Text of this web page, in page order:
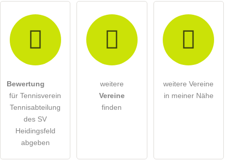
Bewertung
für Tennisverein
Tennisabteilung
des SV
Heidingsfeld
abgeben
weitere
Vereine
finden
weitere Vereine
in meiner Nähe